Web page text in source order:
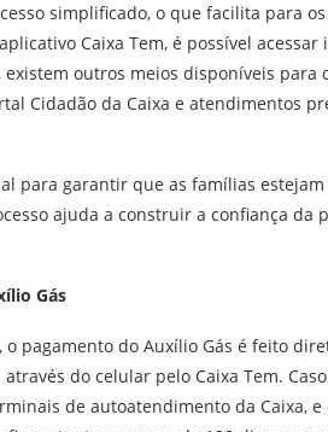
simplificado, o que facilita para
Caixa Tem, é possível
outros meios disponíveis para
Cidadão da Caixa e atendimentos
para garantir que as famílias
ajuda a construir a confiança da
Gás
o pagamento do Auxílio Gás é feito
do celular pelo Caixa Tem.
de autoatendimento da Caixa,